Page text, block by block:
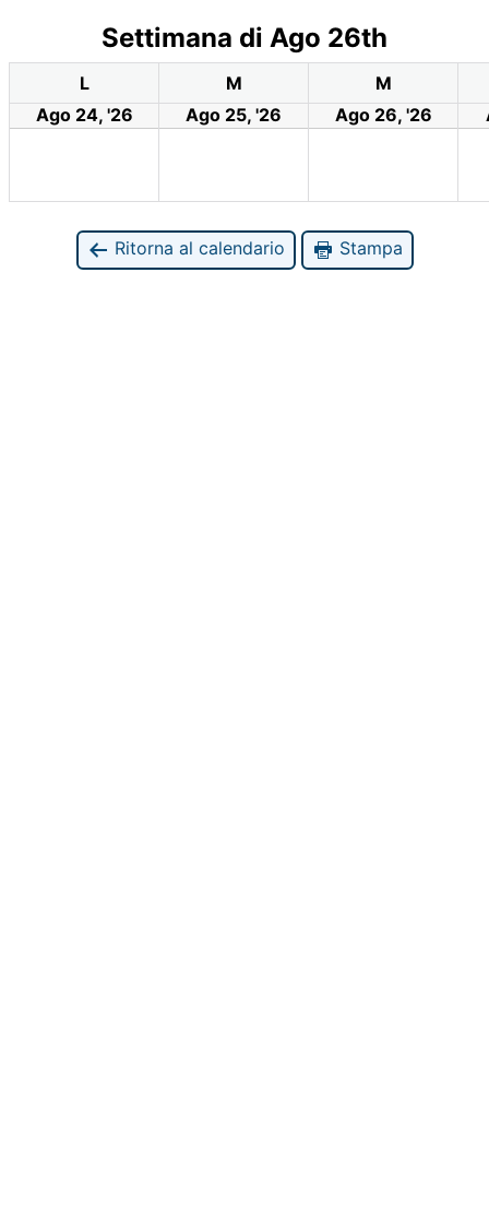
Settimana di Ago 26th
L M
M
Ago 24, '26
Ago 25, '26 Ago 26, '26
Ritorna al calendario Stampa